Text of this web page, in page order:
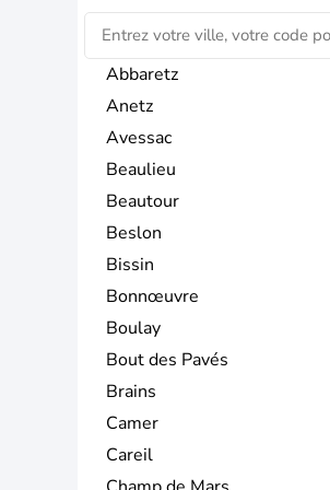
Abbaretz
Anetz
Avessac
Beaulieu
Beautour
Beslon
Bissin
Bonnœuvre
Boulay
Bout des Pavés
Brains
Camer
Careil